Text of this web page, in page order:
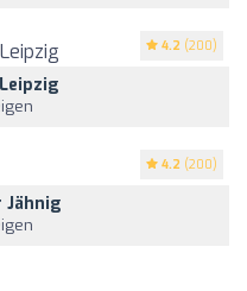
4.2 (200)
4.2 (200)
Jähnig